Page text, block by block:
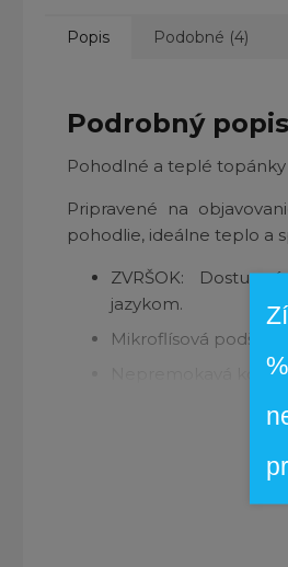
Popis Podobné (4)
Podrobný popis
Pohodlné a teplé
Pripravené na
pohodlie, ideálne teplo a
ZVRŠOK:
jazykom.
Mikroflísová podšívka.
Nepremokavá
Šnúrky nie sú
STIELKA: Tvarovaná